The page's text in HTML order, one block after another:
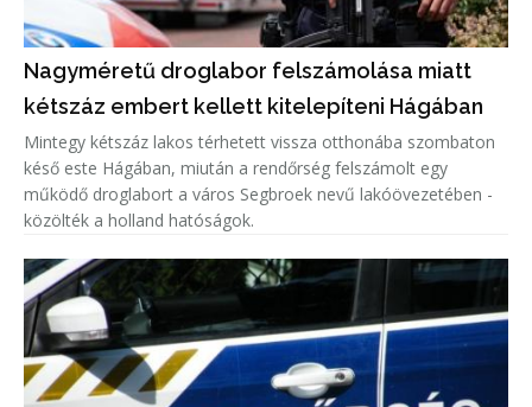
Nagyméretű droglabor felszámolása miatt
kétszáz embert kellett kitelepíteni Hágában
Mintegy kétszáz lakos térhetett vissza otthonába szombaton
késő este Hágában, miután a rendőrség felszámolt egy
működő droglabort a város Segbroek nevű lakóövezetében -
közölték a holland hatóságok.